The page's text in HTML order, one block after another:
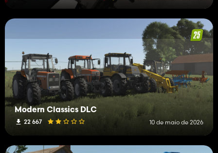
Modern Classics DLC
22 667 10 de maio de 2026